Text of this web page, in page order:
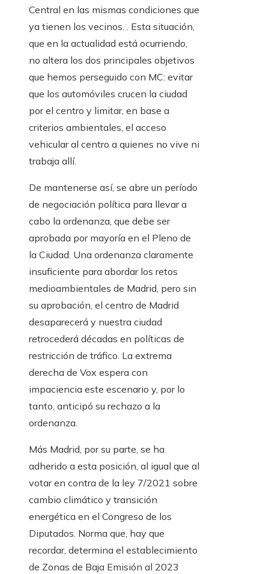
Central en las mismas condiciones que
ya tienen los vecinos. . Esta situación,
que en la actualidad está ocurriendo,
no altera los dos principales objetivos
que hemos perseguido con MC: evitar
que los automóviles crucen la ciudad
por el centro y limitar, en base a
criterios ambientales, el acceso
vehicular al centro a quienes no vive ni
trabaja allí.
De mantenerse así, se abre un período
de negociación política para llevar a
cabo la ordenanza, que debe ser
aprobada por mayoría en el Pleno de
la Ciudad. Una ordenanza claramente
insuficiente para abordar los retos
medioambientales de Madrid, pero sin
su aprobación, el centro de Madrid
desaparecerá y nuestra ciudad
retrocederá décadas en políticas de
restricción de tráfico. La extrema
derecha de Vox espera con
impaciencia este escenario y, por lo
tanto, anticipó su rechazo a la
ordenanza.
Más Madrid, por su parte, se ha
adherido a esta posición, al igual que al
votar en contra de la ley 7/2021 sobre
cambio climático y transición
energética en el Congreso de los
Diputados. Norma que, hay que
recordar, determina el establecimiento
de Zonas de Baja Emisión al 2023